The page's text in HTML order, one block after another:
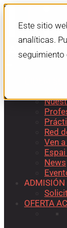
Este sitio
analíticas.
seguimiento
Red
Ven
News
ADMISIÓN
OFERTA